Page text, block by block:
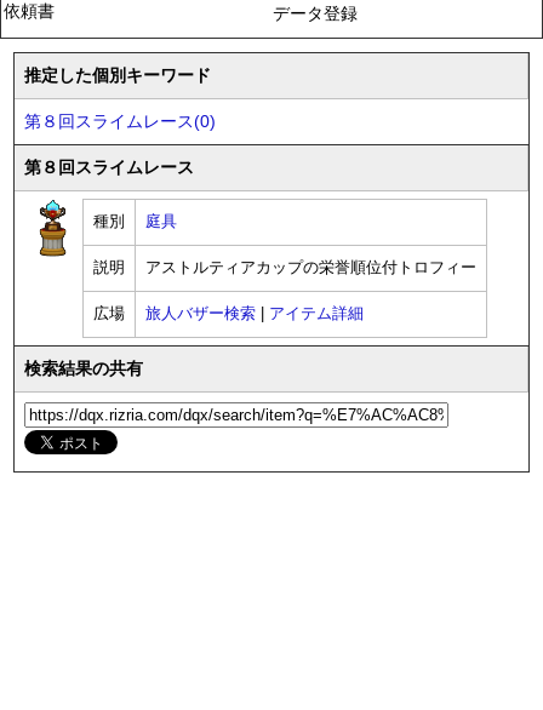
依頼書
データ登録
推定した個別キーワード
第８回スライムレース(0)
第８回スライムレース
種別 庭具
説明 アストルティアカップの栄誉順位付トロフィー
広場 旅人バザー検索 アイテム詳細
検索結果の共有